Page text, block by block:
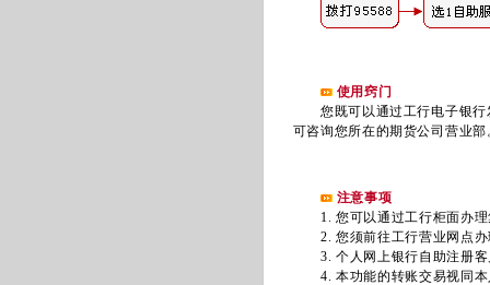
使用窍门
您既可以通过工行电子银行
可咨询您所在的期货公司营业部
注意事项
1. 您可以通过工行柜面办理
2. 您须前往工行营业网点办
3. 个人网上银行自助注册客
4. 本功能的转账交易视同本